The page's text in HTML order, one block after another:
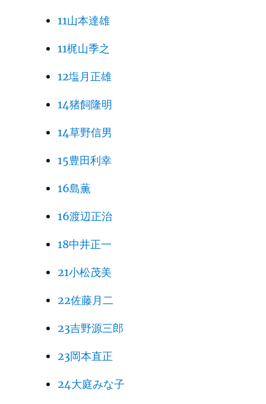
11山本達雄
11梶山季之
12塩月正雄
14猪飼隆明
14草野信男
15豊田利幸
16島薫
16渡辺正治
18中井正一
21小松茂美
22佐藤月二
23吉野源三郎
23岡本直正
24大庭みな子